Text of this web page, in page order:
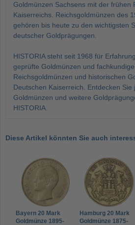
Goldmünzen Sachsens mit der frühen
Kaiserreichs. Reichsgoldmünzen des
gehören bis heute zu den wichtigsten
deutscher Goldprägungen.
HISTORIA steht seit 1968 für
geprüfte Goldmünzen und
Reichsgoldmünzen und historischen
Deutschen Kaiserreich. Entdecken Sie
Goldmünzen und weitere
HISTORIA.
Diese Artikel könnten Sie auch
Bayern 20 Mark
Goldmünze 1895-
Hamburg 20 Mark
Goldmünze 1875-